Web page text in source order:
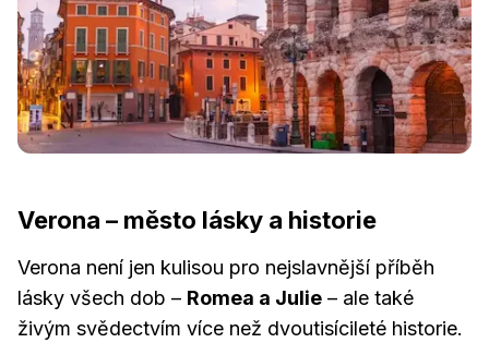
Verona – město lásky a historie
Verona není jen kulisou pro nejslavnější příběh
lásky všech dob – Romea a Julie – ale také
živým svědectvím více než dvoutisícileté historie.